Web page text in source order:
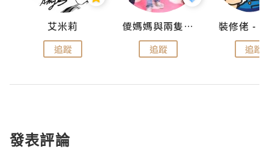
艾米莉
追蹤
儍媽媽與兩隻小魔怪之家
追蹤 追蹤
發表評論